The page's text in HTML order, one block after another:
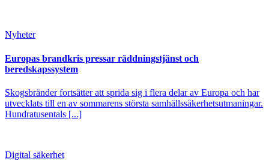
Nyheter
Europas brandkris pressar räddningstjänst och
beredskapssystem
Skogsbränder fortsätter att sprida sig i flera delar av Europa och har
utvecklats till en av sommarens största samhällssäkerhetsutmaningar.
Hundratusentals [...]
Digital säkerhet